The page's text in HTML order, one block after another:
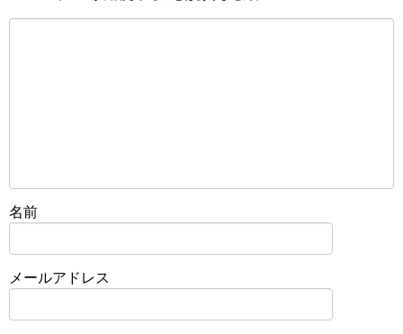
名前
メールアドレス